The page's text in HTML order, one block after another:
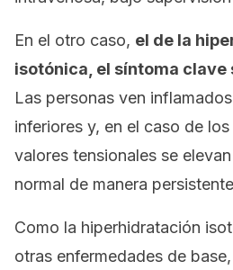
En el otro caso, el de la
isotónica, el síntoma clave
Las personas ven
inferiores y, en el caso de
valores tensionales se
normal de manera
Como la hiperhidratación
otras enfermedades de